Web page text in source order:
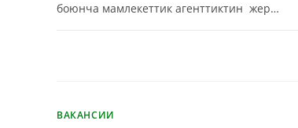
боюнча мамлекеттик агенттиктин жер…
ВАКАНСИИ